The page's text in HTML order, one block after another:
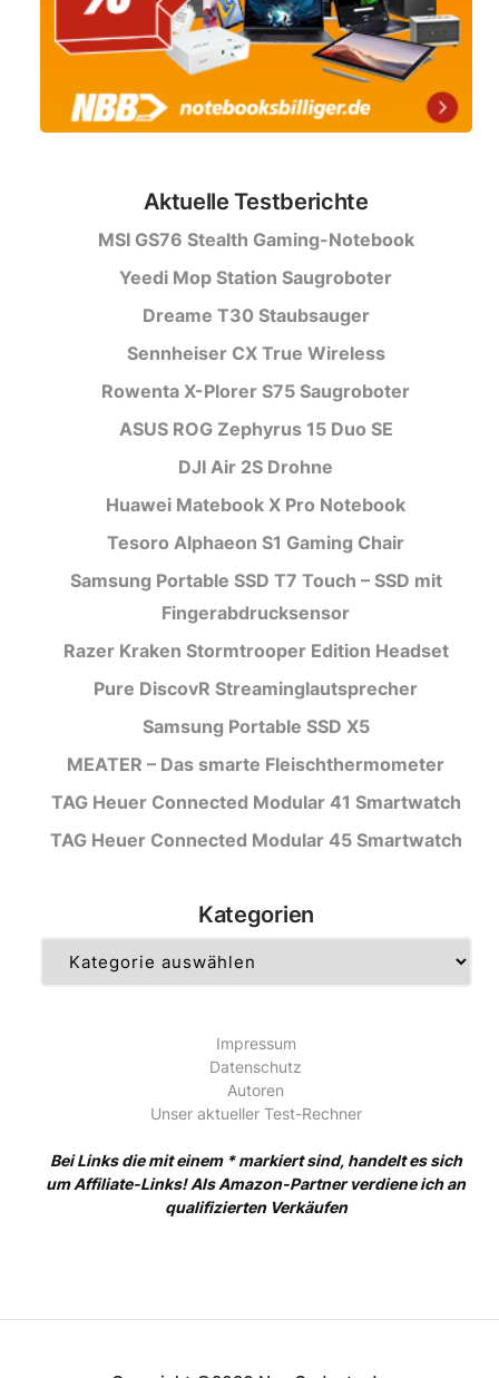
Aktuelle Testberichte
MSI GS76 Stealth Gaming-Notebook
Yeedi Mop Station Saugroboter
Dreame T30 Staubsauger
Sennheiser CX True Wireless
Rowenta X-Plorer S75 Saugroboter
ASUS ROG Zephyrus 15 Duo SE
DJI Air 2S Drohne
Huawei Matebook X Pro Notebook
Tesoro Alphaeon S1 Gaming Chair
Samsung Portable SSD T7 Touch – SSD mit
Fingerabdrucksensor
Razer Kraken Stormtrooper Edition Headset
Pure DiscovR Streaminglautsprecher
Samsung Portable SSD X5
MEATER – Das smarte Fleischthermometer
TAG Heuer Connected Modular 41 Smartwatch
TAG Heuer Connected Modular 45 Smartwatch
Kategorien
Impressum
Datenschutz
Autoren
Unser aktueller Test-Rechner
Bei Links die mit einem * markiert sind, handelt es sich
um Affiliate-Links! Als Amazon-Partner verdiene ich an
qualifizierten Verkäufen